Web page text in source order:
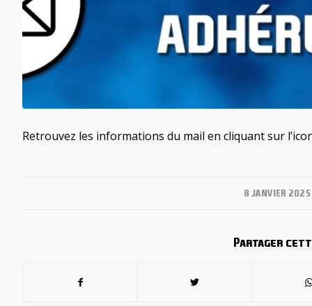
Retrouvez les informations du mail en cliquant sur
8 JANVIER 2025
/
Partager